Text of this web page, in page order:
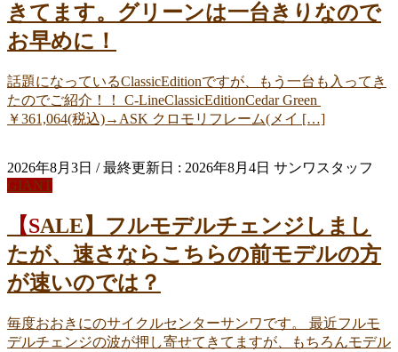
きてます。グリーンは一台きりなので
お早めに！
話題になっているClassicEditionですが、もう一台も入ってき
たのでご紹介！！ C-LineClassicEditionCedar Green
￥361,064(税込)→ASK クロモリフレーム(メイ […]
2026年8月3日 / 最終更新日 : 2026年8月4日 サンワスタッフ
GIANT
【SALE】フルモデルチェンジしまし
たが、速さならこちらの前モデルの方
が速いのでは？
毎度おおきにのサイクルセンターサンワです。 最近フルモ
デルチェンジの波が押し寄せてきてますが、もちろんモデル